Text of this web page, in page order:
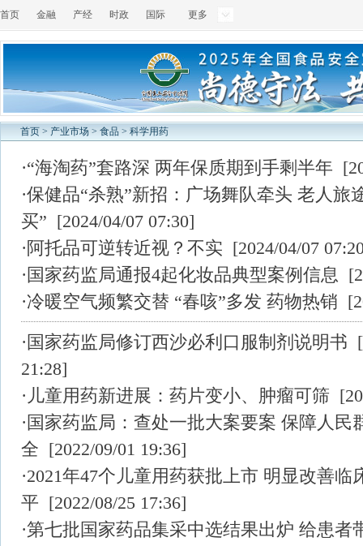
首页 金融 产经 时政 国际 更多
首页 > 产业市场 > 食品 > 科学用药
·“海淘药”套路深 两年保质期到手剩半年
·保健品“杀熟”新招：广场舞队牵头 老人旅
买” [2024/04/07 07:30]
·阿托品可逆转近视？不实 [2024/04/07
· 国家药监局通报4起化妆品典型案例信息
·冷暖空气频繁交替 “春咳”多发 药物热销
· 国家药监局修订西沙必利口服制剂说明书
21:28]
· 儿童用药新进展：药片变小、肿瘤可筛
· 国家药监局：查处一批大案要案 保障人民
全 [2022/09/01 19:36]
·2021年47个儿童用药获批上市 明显改善临
平 [2022/08/25 17:36]
·第七批国家药品集采中选结果出炉 给患者